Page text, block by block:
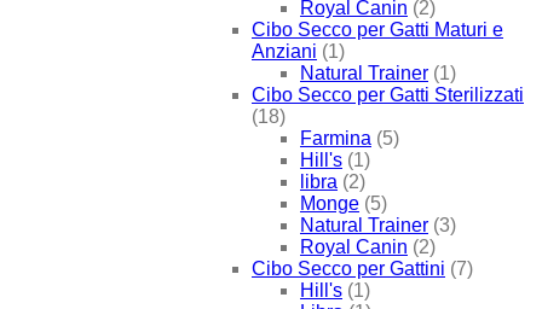
Royal Canin (2)
Cibo Secco per Gatti Maturi e
Anziani (1)
Natural Trainer (1)
Cibo Secco per Gatti Sterilizzati
(18)
Farmina (5)
Hill's (1)
libra (2)
Monge (5)
Natural Trainer (3)
Royal Canin (2)
Cibo Secco per Gattini (7)
Hill's (1)